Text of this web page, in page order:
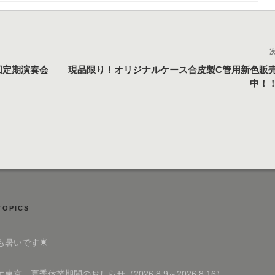
期演奏会
現品限り！オリジナルケース合皮製C管用新色販
中！
暑いです☀